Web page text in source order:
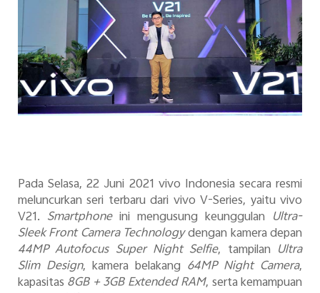
Indonesia | Pilih negara/wilayah
Pada Selasa, 22 Juni 2021 vivo Indonesia secara resmi
meluncurkan seri terbaru dari vivo V-Series, yaitu vivo
V21. Smartphoneini mengusung keunggulan Ultra-
Sleek Front Camera Technologydengan kamera depan
44MP Autofocus Super Night Selfie, tampilan Ultra
Slim Design, kamera belakang 64MP Night Camera,
kapasitas 8GB + 3GB Extended RAM, serta kemampuan